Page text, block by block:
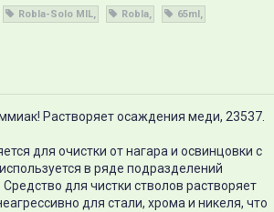
Robla-Solo MIL Robla
65ml
Растворяет осаждения меди, 23537.
для очистки от нагара и освинцовки с
в ряде подразделений
для чистки стволов растворяет
для стали, хрома и никеля, что